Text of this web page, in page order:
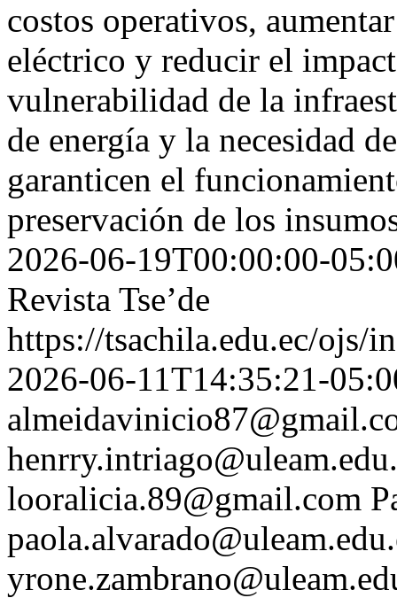
costos operativos,
eléctrico y reducir el
vulnerabilidad de la
de energía y la necesidad
garanticen el
preservación de los
2026-06-19T00:00:00-
Revista Tse’de
https://tsachila.edu.ec/ojs/
2026-06-11T14:35:21-
looralicia.89@gmail.com